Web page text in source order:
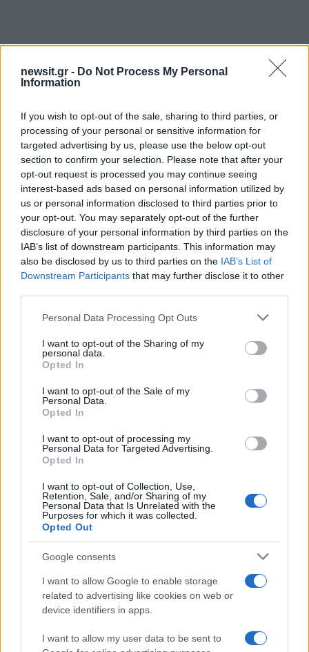
newsit.gr - Do Not Process My Personal
Information
If you wish to opt-out of the sale, sharing to third parties, or
processing of your personal or sensitive information for
targeted advertising by us, please use the below opt-out
section to confirm your selection. Please note that after your
opt-out request is processed you may continue seeing
interest-based ads based on personal information utilized by
us or personal information disclosed to third parties prior to
your opt-out. You may separately opt-out of the further
disclosure of your personal information by third parties on the
IAB’s list of downstream participants. This information may
also be disclosed by us to third parties on the IAB’s List of
Downstream Participants that may further disclose it to other
Please note that this website/app uses one or more Google
not limited to your visit or usage behaviour. You may click to
grant or deny consent to Google and its third-party tags to
use your data for below specified purposes in below Google
consent section.
Personal Data Processing Opt Outs
I want to opt-out of the Sharing of my
personal data.
Opted In
I want to opt-out of the Sale of my
Personal Data.
Opted In
I want to opt-out of processing my
Personal Data for Targeted Advertising.
Opted In
I want to opt-out of Collection, Use,
Retention, Sale, and/or Sharing of my
Personal Data that Is Unrelated with the
Purposes for which it was collected.
Opted Out
Google consents
I want to allow Google to enable storage
related to advertising like cookies on web or
device identifiers in apps.
I want to allow my user data to be sent to
Σχόλια
Σχολίασε εδώ
50 /50
2000 /2000
Αν τα χάσατε
του νόμου για την
προσγείωση του
ελικοπτέρου στο
Σαρακήνικο
σήμερα με ανέμους
υποχωρεί ο